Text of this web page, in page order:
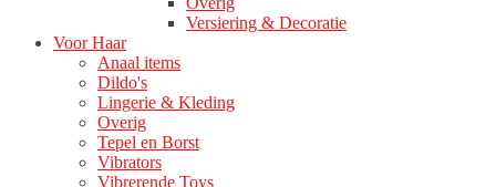
Versiering & Decoratie
Voor Haar
Anaal items
Dildo's
Lingerie & Kleding
Overig
Tepel en Borst
Vibrators
Vibrerende Toys